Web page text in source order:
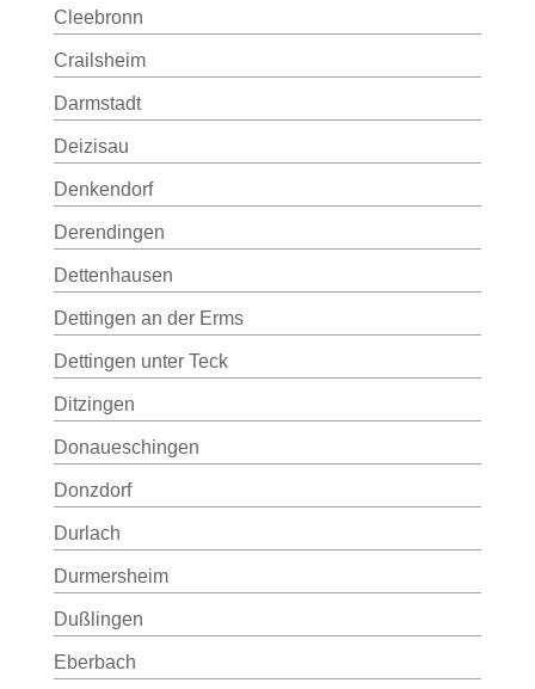
Cleebronn
Crailsheim
Darmstadt
Deizisau
Denkendorf
Derendingen
Dettenhausen
Dettingen an der Erms
Dettingen unter Teck
Ditzingen
Donaueschingen
Donzdorf
Durlach
Durmersheim
Dußlingen
Eberbach